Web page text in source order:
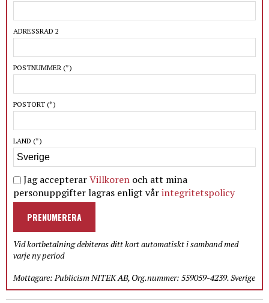
ADRESSRAD 2
POSTNUMMER (*)
POSTORT (*)
LAND (*)
Jag accepterarVillkoren och att mina
personuppgifter lagras enligt vårintegritetspolicy
PRENUMERERA
Vid kortbetalning debiteras ditt kort automatiskt i samband med
varje ny period
Mottagare: Publicism NITEK AB, Org.nummer: 559059-4239. Sverige